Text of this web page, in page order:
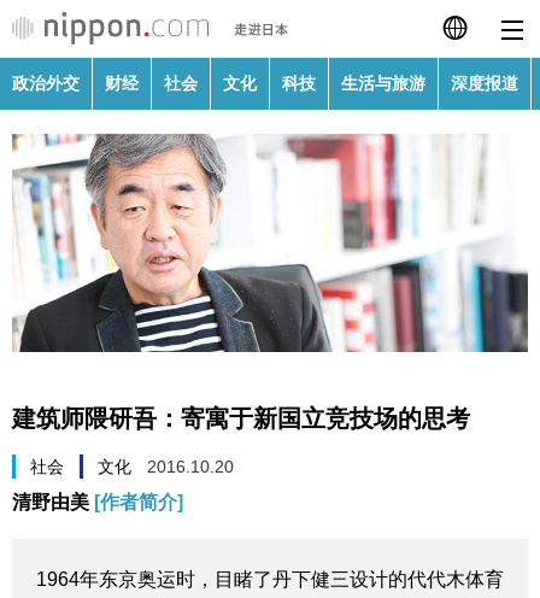
日本語
繁體字
Français
Español
政治外交
财经
文化
科技
生活与旅游
政治外交 财经 社会 文化 科技 生活与旅游 深度报道
建筑师隈研吾：寄寓于新国立竞技场的思考
社会 文化 2016.10.20
清野由美 [作者简介]
1964年东京奥运时，目睹了丹下健三设计的代代木体育